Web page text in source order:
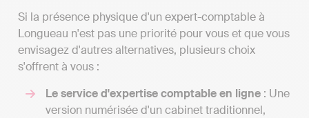
Si la présence physique d'un expert-comptable à
Longueau n'est pas une priorité pour vous et que vous
envisagez d'autres alternatives, plusieurs choix
s'offrent à vous :
Le service d'expertise comptable en ligne : Une
version numérisée d'un cabinet traditionnel,